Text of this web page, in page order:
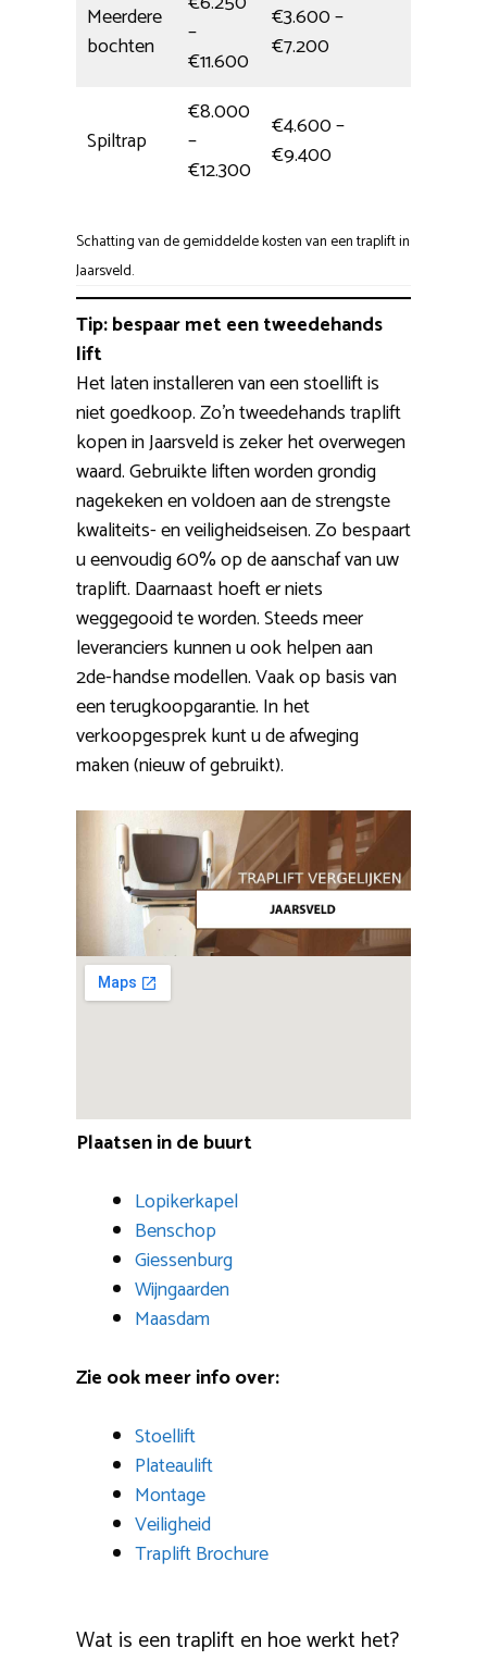
Meerdere
bochten
–
€11.600
€3.600 –
€7.200
Spiltrap
€8.000
–
€12.300
€4.600 –
€9.400
Schatting van de gemiddelde kosten van een traplift in
Jaarsveld.
Tip: bespaar met een tweedehands
lift
Het laten installeren van een stoellift is
niet goedkoop. Zo’n tweedehands traplift
kopen in Jaarsveld is zeker het overwegen
waard. Gebruikte liften worden grondig
nagekeken en voldoen aan de strengste
kwaliteits- en veiligheidseisen. Zo bespaart
u eenvoudig 60% op de aanschaf van uw
traplift. Daarnaast hoeft er niets
weggegooid te worden. Steeds meer
leveranciers kunnen u ook helpen aan
2de-handse modellen. Vaak op basis van
een terugkoopgarantie. In het
verkoopgesprek kunt u de afweging
maken (nieuw of gebruikt).
Plaatsen in de buurt
Lopikerkapel
Benschop
Giessenburg
Wijngaarden
Maasdam
Zie ook meer info over:
Stoellift
Plateaulift
Montage
Veiligheid
Traplift Brochure
Wat is een traplift en hoe werkt het?